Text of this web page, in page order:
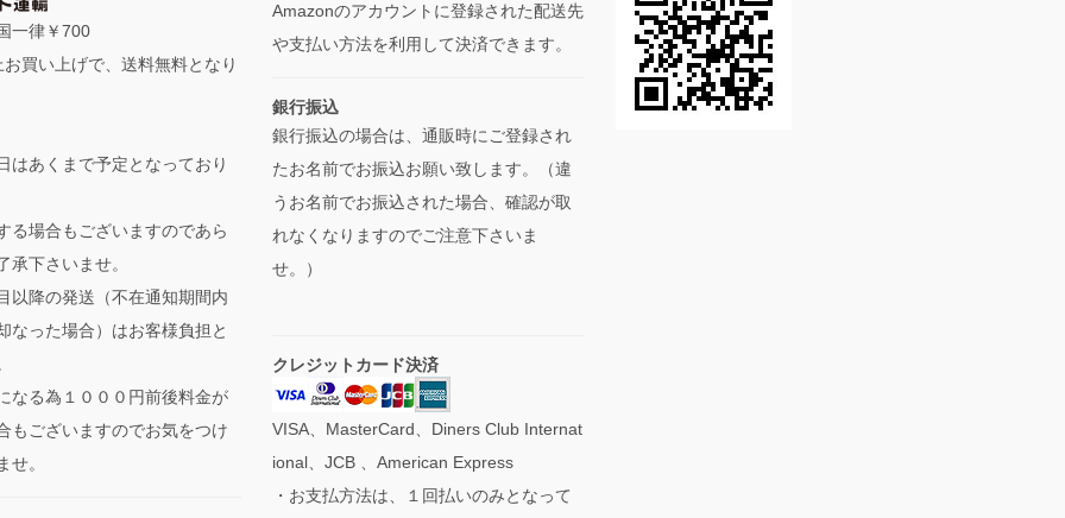
一律￥700
買い上げで、送料無料となり
はあくまで予定となっており
る場合もございますのであら
承下さいませ。
以降の発送（不在通知期間内
なった場合）はお客様負担と
なる為１０００円前後料金が
もございますのでお気をつけ
せ。
Amazonのアカウントに登録された配送先
や支払い方法を利用して決済できます。
銀行振込
銀行振込の場合は、通販時にご登録され
たお名前でお振込お願い致します。（違
うお名前でお振込された場合、確認が取
れなくなりますのでご注意下さいま
せ。）
クレジットカード決済
VISA、MasterCard、Diners Club Internat
ional、JCB 、American Express
・お支払方法は、１回払いのみとなって